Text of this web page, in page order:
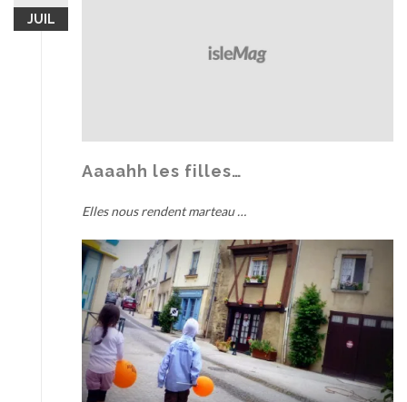
JUIL
Aaaahh les filles…
Elles nous rendent marteau …